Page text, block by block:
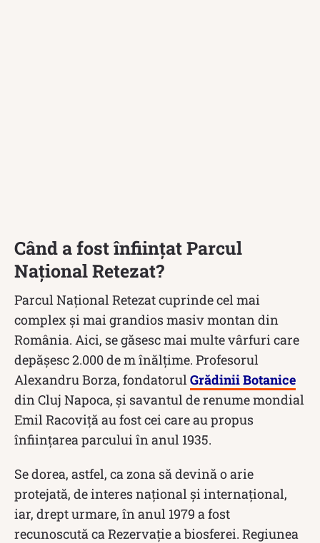
Când a fost înființat Parcul
Național Retezat?
Parcul Național Retezat cuprinde cel mai
complex și mai grandios masiv montan din
România. Aici, se găsesc mai multe vârfuri care
depășesc 2.000 de m înălțime. Profesorul
Alexandru Borza, fondatorul Grădinii Botanice
din Cluj Napoca, și savantul de renume mondial
Emil Racoviță au fost cei care au propus
înființarea parcului în anul 1935.
Se dorea, astfel, ca zona să devină o arie
protejată, de interes național și internațional,
iar, drept urmare, în anul 1979 a fost
recunoscută ca Rezervație a biosferei. Regiunea